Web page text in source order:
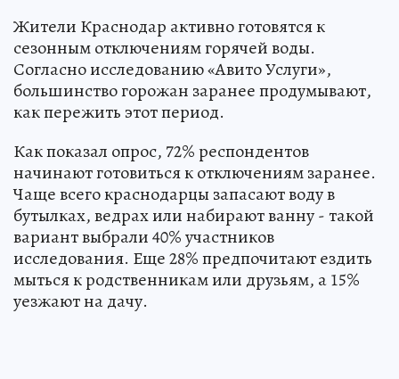
Жители Краснодар активно готовятся к
сезонным отключениям горячей воды.
Согласно исследованию «Авито Услуги»,
большинство горожан заранее продумывают,
как пережить этот период.
Как показал опрос, 72% респондентов
начинают готовиться к отключениям заранее.
Чаще всего краснодарцы запасают воду в
бутылках, ведрах или набирают ванну - такой
вариант выбрали 40% участников
исследования. Еще 28% предпочитают ездить
мыться к родственникам или друзьям, а 15%
уезжают на дачу.